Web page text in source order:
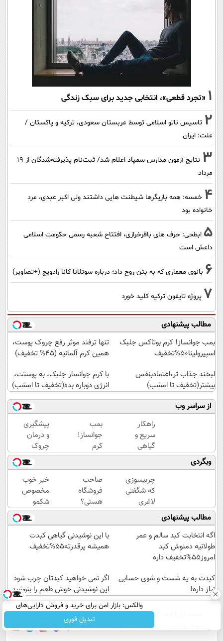
1 «تجرد قطعی»، انتخابی جدید برای سبک زندگی
2 تاسیس ناتو اسلامی توسط عربستان سعودی، ترکیه و پاکستان /
علت: ایران
3
نتایج آزمون مدارس سمپاد اعلام شد/ ثبت‌نام پذیرفته‌شدگان از ۱۹
مرداد
4 خمسه: همه بازیگرها شیطنت هایی داشتند ولی اکبر عبدی، مرد
خانواده بود
5 ابطحی: حرف های باقرخرازی، افتتاح شعبه رسمی حکومت اسلامی
داعش است
6 بانوی معماری که به بتن روح داد؛ درباره سوتلانا کانا رادویچ (+تصاویر)
7 پروژه تایفون ترکیه کلید خورد
مطالب پیشنهادی
بمب جوانساز! کرم بوتاکس جلبک
اسپیرولینا50%تخفیف
تنها ترفند موثر رفع چروک پوست،
همین کرم آلمانیه (45% تخفیف)
لبخند جذاب تر،اعتمادبنفس
بیشتر(تخفیف تا امشب)
با کرم جوانساز جلبک، به پوستت،
انرژی دوباره بده(تخفیف تا امشب)
از سراسر وب
راهکار
سریع و
گیاهی
برای
جلوگیری
و درمان
پیری
پوست
بمب
جوانساز!
کرم
بوتاکس
جلبک
اسپیرولینا50%تخفیف
پیشگیری
و درمان
چروک
های
پوستی با
این
روش
امن
وبگردی
چربیسوزی
که شگفتی
لاغری
آسان را
رقم زد!
صاحب
فروشگاه
هستی؟
وام تا ۳
میلیارد
تومان
بگیر
خبر خوب
مخصوص
شکمو
ها!
آسون
ترین
روش
شد
مطالب پیشنهادی
اگه انتخابت کبد سالم و عمر
طولانیه دمنوش کبد
امروز55%تخفیف داره
با این نوشیدنی گیاهی کبدت
همیشه پرقدرته55%تخفیف
کبدت به یه شست و شوی حسابی
نیاز داره!
اگر نمی خواهید کبدتان چرب شود
این نوشیدنی خوش طعم را بنوشید
والکس: بازار امن برای خرید و فروش دارایی‌های
دیجیتال
تبدیل فوری عصر ایران۲ تماس با ما
آب و هوا اوقات شرعی سواد زندگی